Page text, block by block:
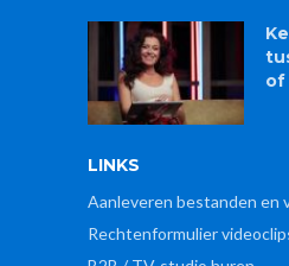
of
LINKS
Aanleveren bestanden en
Rechtenformulier